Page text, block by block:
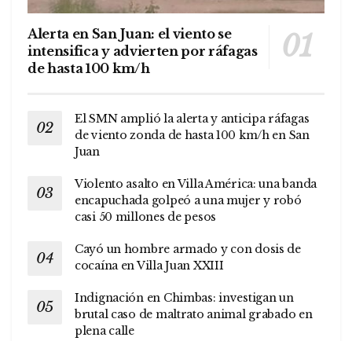
Alerta en San Juan: el viento se
intensifica y advierten por ráfagas
de hasta 100 km/h
El SMN amplió la alerta y anticipa ráfagas
de viento zonda de hasta 100 km/h en San
Juan
Violento asalto en Villa América: una banda
encapuchada golpeó a una mujer y robó
casi 50 millones de pesos
Cayó un hombre armado y con dosis de
cocaína en Villa Juan XXIII
Indignación en Chimbas: investigan un
brutal caso de maltrato animal grabado en
plena calle